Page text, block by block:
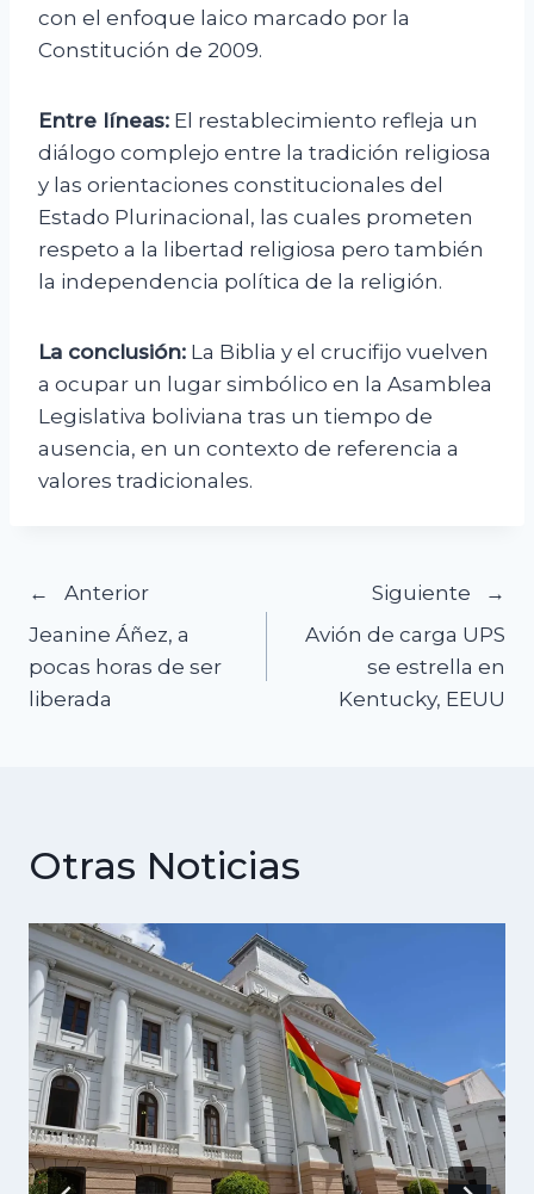
con el enfoque laico marcado por la
Constitución de 2009.
Entre líneas: El restablecimiento refleja un
diálogo complejo entre la tradición religiosa
y las orientaciones constitucionales del
Estado Plurinacional, las cuales prometen
respeto a la libertad religiosa pero también
la independencia política de la religión.
La conclusión: La Biblia y el crucifijo vuelven
a ocupar un lugar simbólico en la Asamblea
Legislativa boliviana tras un tiempo de
ausencia, en un contexto de referencia a
valores tradicionales.
Navegación
de
entradas
Anterior
Jeanine Áñez, a
pocas horas de ser
liberada
Siguiente
Avión de carga UPS
se estrella en
Kentucky, EEUU
Otras Noticias